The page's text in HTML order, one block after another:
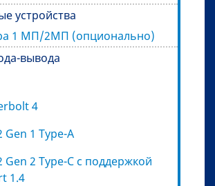
устройства
1 МП/2МП (опционально)
вывода
4
Gen 1 Type-A
Gen 2 Type-C с поддержкой
1.4